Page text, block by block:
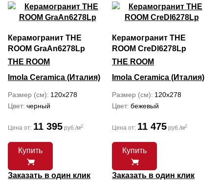
Керамогранит THE
ROOM GraAn6278Lp
THE ROOM
Imola Ceramica (Италия)
Размер (см) 120x278
Цвет черный
Цена от: 11 395 руб./м2
Купить
Заказать в один клик
Керамогранит THE
ROOM CreDl6278Lp
THE ROOM
Imola Ceramica (Италия)
Размер (см) 120x278
Цвет бежевый
Цена от: 11 475 руб./м2
Купить
Заказать в один клик